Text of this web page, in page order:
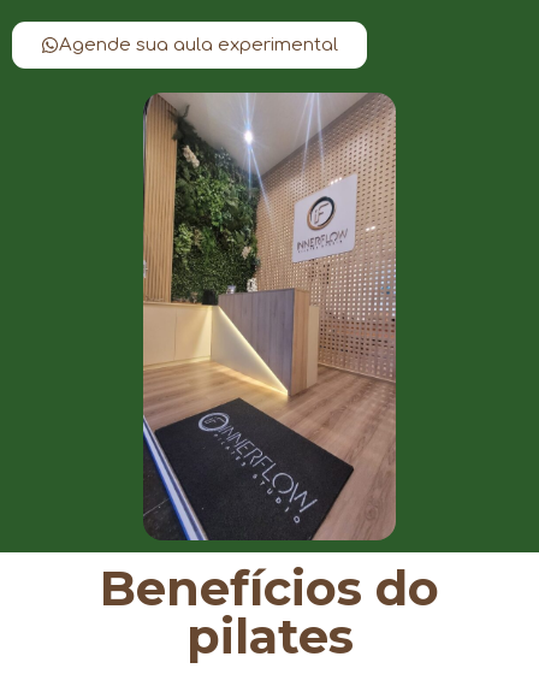
Agende sua aula experimental
Benefícios do
pilates